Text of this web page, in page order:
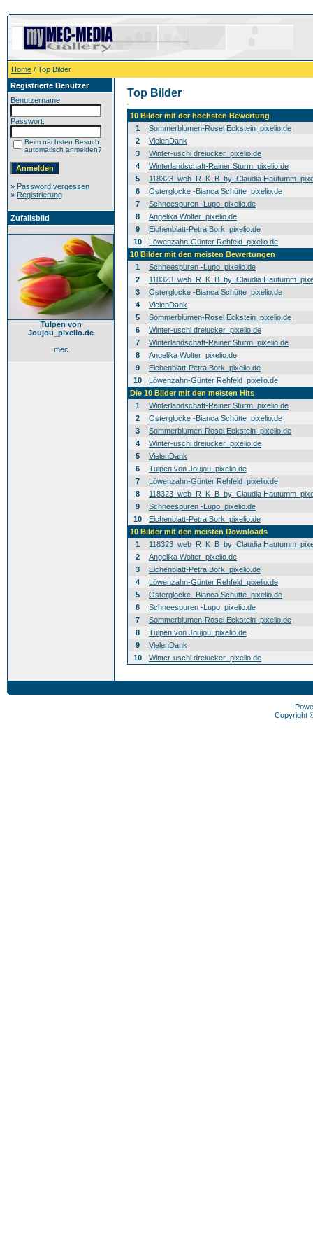
Home / Top Bilder
Registrierte Benutzer
Benutzername:
Passwort:
Beim nächsten Besuch
automatisch anmelden?
» Password vergessen
» Registrierung
Zufallsbild
Tulpen von
Joujou_pixelio.de
mec
Top Bilder
10 Bilder mit der höchsten Bewertung
1
Sommerblumen-Rosel Eckstein_pixelio.de
2
VielenDank
3
Winter-uschi dreiucker_pixelio.de
4
Winterlandschaft-Rainer Sturm_pixelio.de
5
118323_web_R_K_B_by_Claudia
6
Osterglocke -Bianca Schütte_pixelio.de
7
Schneespuren -Lupo_pixelio.de
8
Angelika Wolter_pixelio.de
9
Eichenblatt-Petra Bork_pixelio.de
10
Löwenzahn-Günter Rehfeld_pixelio.de
10 Bilder mit den meisten Bewertungen
1
Schneespuren -Lupo_pixelio.de
2
118323_web_R_K_B_by_Claudia
3
Osterglocke -Bianca Schütte_pixelio.de
4
VielenDank
5
Sommerblumen-Rosel Eckstein_pixelio.de
6
Winter-uschi dreiucker_pixelio.de
7
Winterlandschaft-Rainer Sturm_pixelio.de
8
Angelika Wolter_pixelio.de
9
Eichenblatt-Petra Bork_pixelio.de
10
Löwenzahn-Günter Rehfeld_pixelio.de
Die 10 Bilder mit den meisten Hits
1
Winterlandschaft-Rainer Sturm_pixelio.de
2
Osterglocke -Bianca Schütte_pixelio.de
3
Sommerblumen-Rosel Eckstein_pixelio.de
4
Winter-uschi dreiucker_pixelio.de
5
VielenDank
6
Tulpen von Joujou_pixelio.de
7
Löwenzahn-Günter Rehfeld_pixelio.de
8
118323_web_R_K_B_by_Claudia
9
Schneespuren -Lupo_pixelio.de
10
Eichenblatt-Petra Bork_pixelio.de
10 Bilder mit den meisten Downloads
1
118323_web_R_K_B_by_Claudia
2
Angelika Wolter_pixelio.de
3
Eichenblatt-Petra Bork_pixelio.de
4
Löwenzahn-Günter Rehfeld_pixelio.de
5
Osterglocke -Bianca Schütte_pixelio.de
6
Schneespuren -Lupo_pixelio.de
7
Sommerblumen-Rosel Eckstein_pixelio.de
8
Tulpen von Joujou_pixelio.de
9
VielenDank
10
Winter-uschi dreiucker_pixelio.de
Copyright